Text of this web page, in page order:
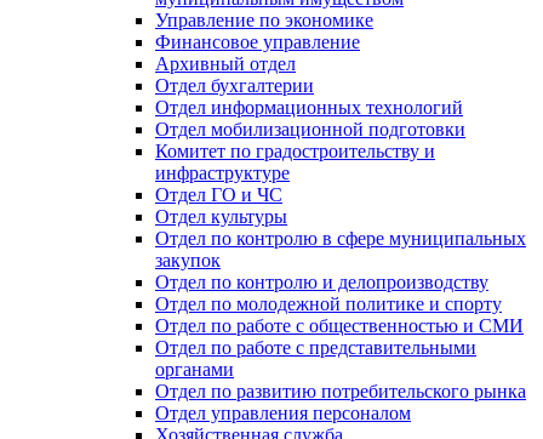
Управление по экономике
Финансовое управление
Архивный отдел
Отдел бухгалтерии
Отдел информационных технологий
Отдел мобилизационной подготовки
Комитет по градостроительству и
инфраструктуре
Отдел ГО и ЧС
Отдел культуры
Отдел по контролю в сфере муниципальных
закупок
Отдел по контролю и делопроизводству
Отдел по молодежной политике и спорту
Отдел по работе с общественностью и СМИ
Отдел по работе с представительными
органами
Отдел по развитию потребительского рынка
Отдел управления персоналом
Хозяйственная служба